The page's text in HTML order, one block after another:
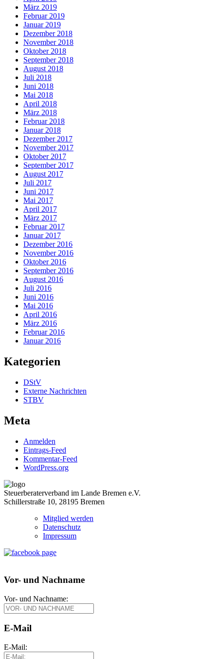
März 2019
Februar 2019
Januar 2019
Dezember 2018
November 2018
Oktober 2018
September 2018
August 2018
Juli 2018
Juni 2018
Mai 2018
April 2018
März 2018
Februar 2018
Januar 2018
Dezember 2017
November 2017
Oktober 2017
September 2017
August 2017
Juli 2017
Juni 2017
Mai 2017
April 2017
März 2017
Februar 2017
Januar 2017
Dezember 2016
November 2016
Oktober 2016
September 2016
August 2016
Juli 2016
Juni 2016
Mai 2016
April 2016
März 2016
Februar 2016
Januar 2016
Kategorien
DStV
Externe Nachrichten
STBV
Meta
Anmelden
Eintrags-Feed
Kommentar-Feed
WordPress.org
Steuerberaterverband im Lande Bremen e.V.
Schillerstraße 10, 28195 Bremen
Mitglied werden
Datenschutz
Impressum
Vor- und Nachname
Vor- und Nachname:
E-Mail
E-Mail: